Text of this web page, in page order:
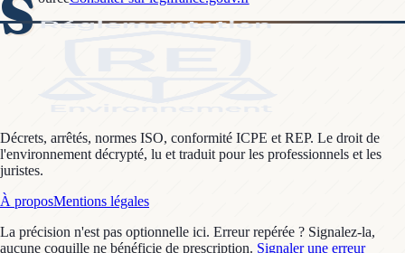
S
Décrets, arrêtés, normes ISO, conformité ICPE et REP. Le droit de
l'environnement décrypté, lu et traduit pour les professionnels et les
juristes.
À proposMentions légales
La précision n'est pas optionnelle ici. Erreur repérée ? Signalez-la,
aucune coquille ne bénéficie de prescription. Signaler une erreur